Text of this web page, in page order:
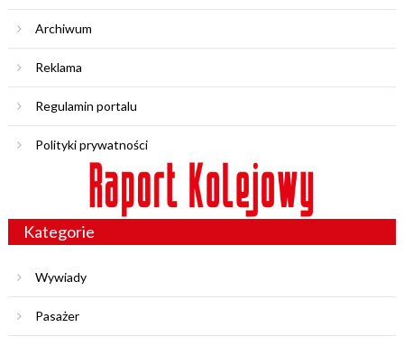
Archiwum
Reklama
Regulamin portalu
Polityki prywatności
Kategorie
Wywiady
Pasażer